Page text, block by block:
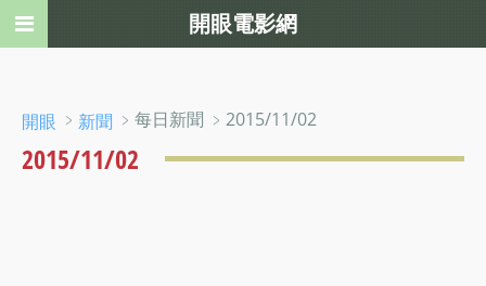
開眼 ﹥ 新聞 ﹥每日新聞 ﹥2015/11/02
2015/11/02
開眼電影網